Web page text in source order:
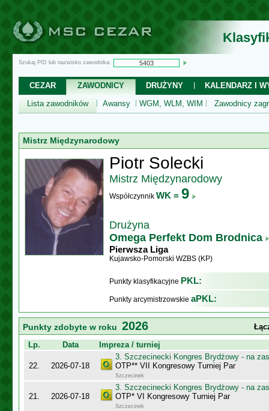
Szukaj PID lub nazwisko zawodnika:
CEZAR ZAWODNICY DRUŻYNY
KALENDARZ I
Lista zawodników
Awansy WGM, WLM, WIM Zawodnicy
Mistrz Międzynarodowy
Piotr Solecki
Mistrz Międzynarodowy
Współczynnik WK = 9
Drużyna
Omega Perfekt Dom Brodnica
Pierwsza Liga
Kujawsko-Pomorski WZBS (KP)
Punkty klasyfikacyjne PKL:
Punkty arcymistrzowskie aPKL:
Punkty zdobyte w roku 2026
Lp.
Data Impreza / turniej
22. 2026-07-18
3. Szczecinecki Kongres Brydżowy - na
OTP** VII Kongresowy Turniej Par
Szczecinek
21. 2026-07-18
3. Szczecinecki Kongres Brydżowy - na
OTP* VI Kongresowy Turniej Par
Szczecinek